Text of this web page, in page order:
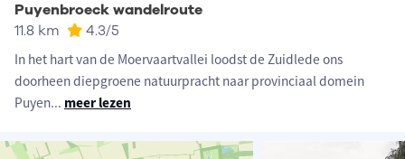
Puyenbroeck wandelroute
11.8 km 4.3/5
In het hart van de Moervaartvallei loodst de Zuidlede ons
doorheen diepgroene natuurpracht naar provinciaal domein
Puyen... meer lezen